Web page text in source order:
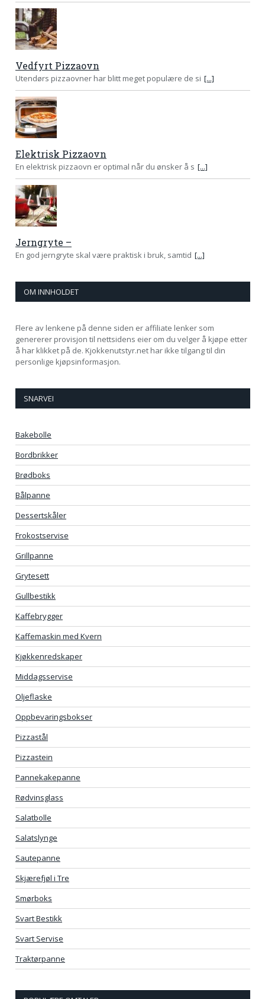
Vedfyrt Pizzaovn
Utendørs pizzaovner har blitt meget populære de si [...]
Elektrisk Pizzaovn
En elektrisk pizzaovn er optimal når du ønsker å s [...]
Jerngryte –
En god jerngryte skal være praktisk i bruk, samtid [...]
OM INNHOLDET
Flere av lenkene på denne siden er affiliate lenker som
genererer provisjon til nettsidens eier om du velger å kjøpe etter
å har klikket på de. Kjokkenutstyr.net har ikke tilgang til din
personlige kjøpsinformasjon.
SNARVEI
Bakebolle
Bordbrikker
Brødboks
Bålpanne
Dessertskåler
Frokostservise
Grillpanne
Grytesett
Gullbestikk
Kaffebrygger
Kaffemaskin med Kvern
Kjøkkenredskaper
Middagsservise
Oljeflaske
Oppbevaringsbokser
Pizzastål
Pizzastein
Pannekakepanne
Rødvinsglass
Salatbolle
Salatslynge
Sautepanne
Skjærefjøl i Tre
Smørboks
Svart Bestikk
Svart Servise
Traktørpanne